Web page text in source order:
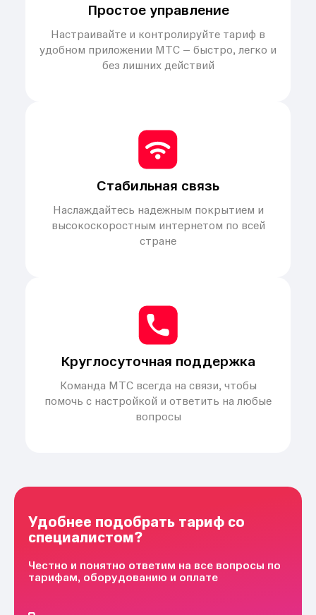
Простое управление
Настраивайте и контролируйте тариф в
удобном приложении МТС – быстро, легко и
без лишних действий
Стабильная связь
Наслаждайтесь надежным покрытием и
высокоскоростным интернетом по всей
стране
Круглосуточная поддержка
Команда МТС всегда на связи, чтобы
помочь с настройкой и ответить на любые
вопросы
Удобнее подобрать тариф со
специалистом?
Честно и понятно ответим на все вопросы по
тарифам, оборудованию и оплате